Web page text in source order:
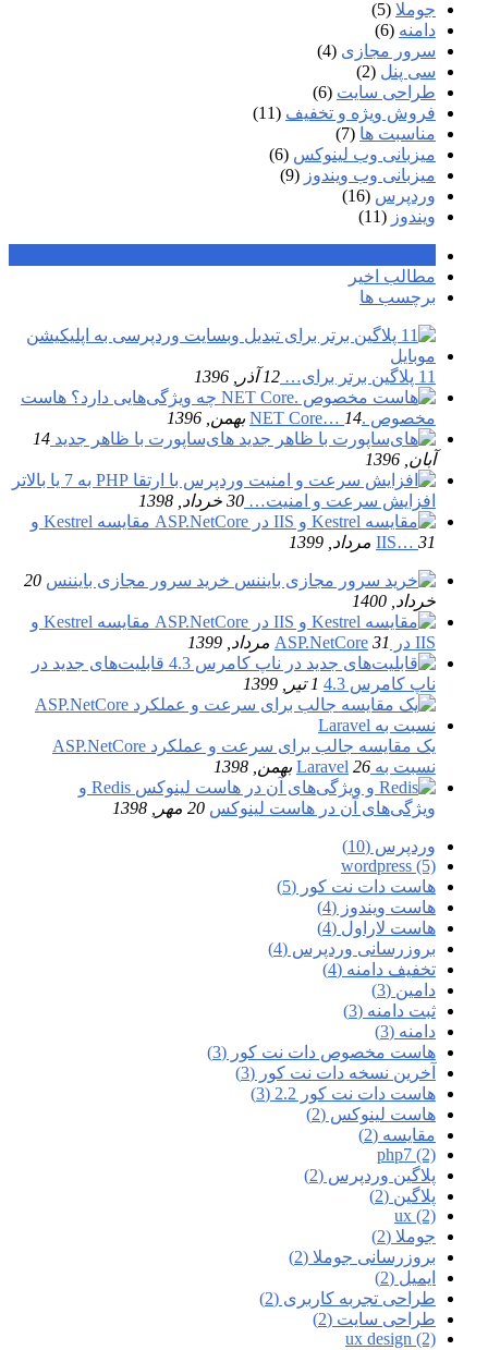
جوملا (5)
دامنه (6)
سرور مجازی (4)
سی پنل (2)
طراحی سایت (6)
فروش ویژه و تخفیف (11)
مناسبت ها (7)
میزبانی وب لینوکس (6)
میزبانی وب ویندوز (9)
وردپرس (16)
ویندوز (11)
مطالب اخیر
برچسب ها
11 پلاگین برتر برای…
12 آذر, 1396
هاست
مخصوص .NET Core…14 بهمن, 1396
های‌ساپورت با ظاهر جدید 14
آبان, 1396
افزایش سرعت و امنیت… 30 خرداد, 1398
مقایسه Kestrel و
IIS… 31 مرداد, 1399
خرید سرور مجازی بایننس 20
خرداد, 1400
مقایسه Kestrel و
IIS در ASP.NetCore
31 مرداد, 1399
قابلیت‌های جدید در
ناپ کامرس 4.3
1 تیر, 1399
یک مقایسه جالب برای سرعت و عملکرد ASP.NetCore
نسبت به Laravel 26 بهمن, 1398
Redis و
ویژگی‌های آن در هاست لینوکس 20 مهر, 1398
وردپرس (10)
wordpress (5)
هاست دات نت کور (5)
هاست ویندوز (4)
هاست لاراول (4)
بروزرسانی وردپرس (4)
تخفیف دامنه (4)
دامین (3)
ثبت دامنه (3)
دامنه (3)
هاست مخصوص دات نت کور (3)
آخرین نسخه دات نت کور (3)
هاست دات نت کور 2.2 (3)
هاست لینوکس (2)
مقایسه (2)
php7 (2)
پلاگین وردپرس (2)
پلاگین (2)
ux (2)
جوملا (2)
بروزرسانی جوملا (2)
ایمیل (2)
طراحی تجربه کاربری (2)
طراحی سایت (2)
ux design (2)